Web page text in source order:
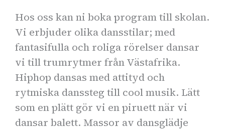
Hos oss kan ni boka program till skolan.
Vi erbjuder olika dansstilar; med
fantasifulla och roliga rörelser dansar
vi till trumrytmer från Västafrika.
Hiphop dansas med attityd och
rytmiska danssteg till cool musik. Lätt
som en plätt gör vi en piruett när vi
dansar balett. Massor av dansglädje